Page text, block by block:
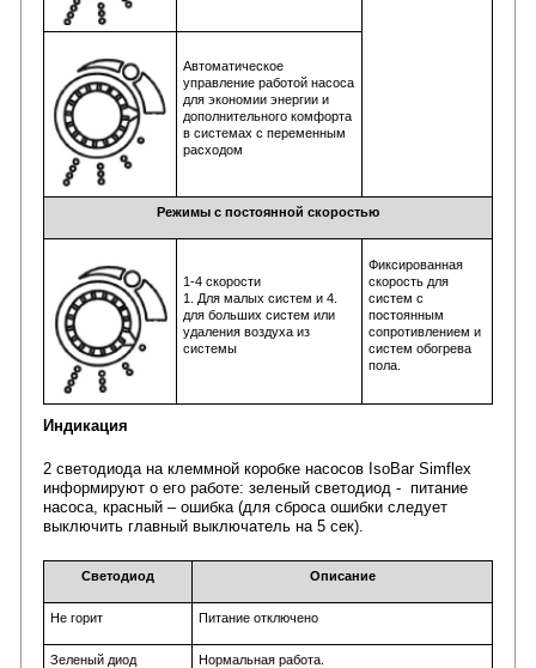
Автоматическое
управление работой насоса
для экономии энергии и
дополнительного комфорта
в системах с переменным
расходом
Режимы с постоянной скоростью
1-4 скорости
1. Для малых систем и 4.
для больших систем или
удаления воздуха из
системы
Фиксированная
скорость для
систем с
постоянным
сопротивлением и
систем обогрева
пола.
Индикация
2 светодиода на клеммной коробке насосов IsoBar Simflex
информируют о его работе: зеленый светодиод - питание
насоса, красный – ошибка (для сброса ошибки следует
выключить главный выключатель на 5 сек).
Светодиод Описание
Не горит Питание отключено
Зеленый диод Нормальная работа.